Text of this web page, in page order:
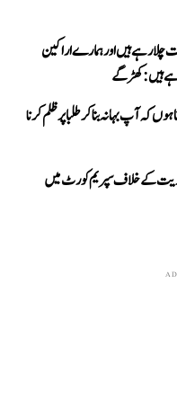
چلا رہے ہیں اور ہمارے اراکین
رہے ہیں: کھڑگے
کہ آپ بہانہ بنا کر طلبا پر ظلم کرنا
بریت کے خلاف سپریم کورٹ میں